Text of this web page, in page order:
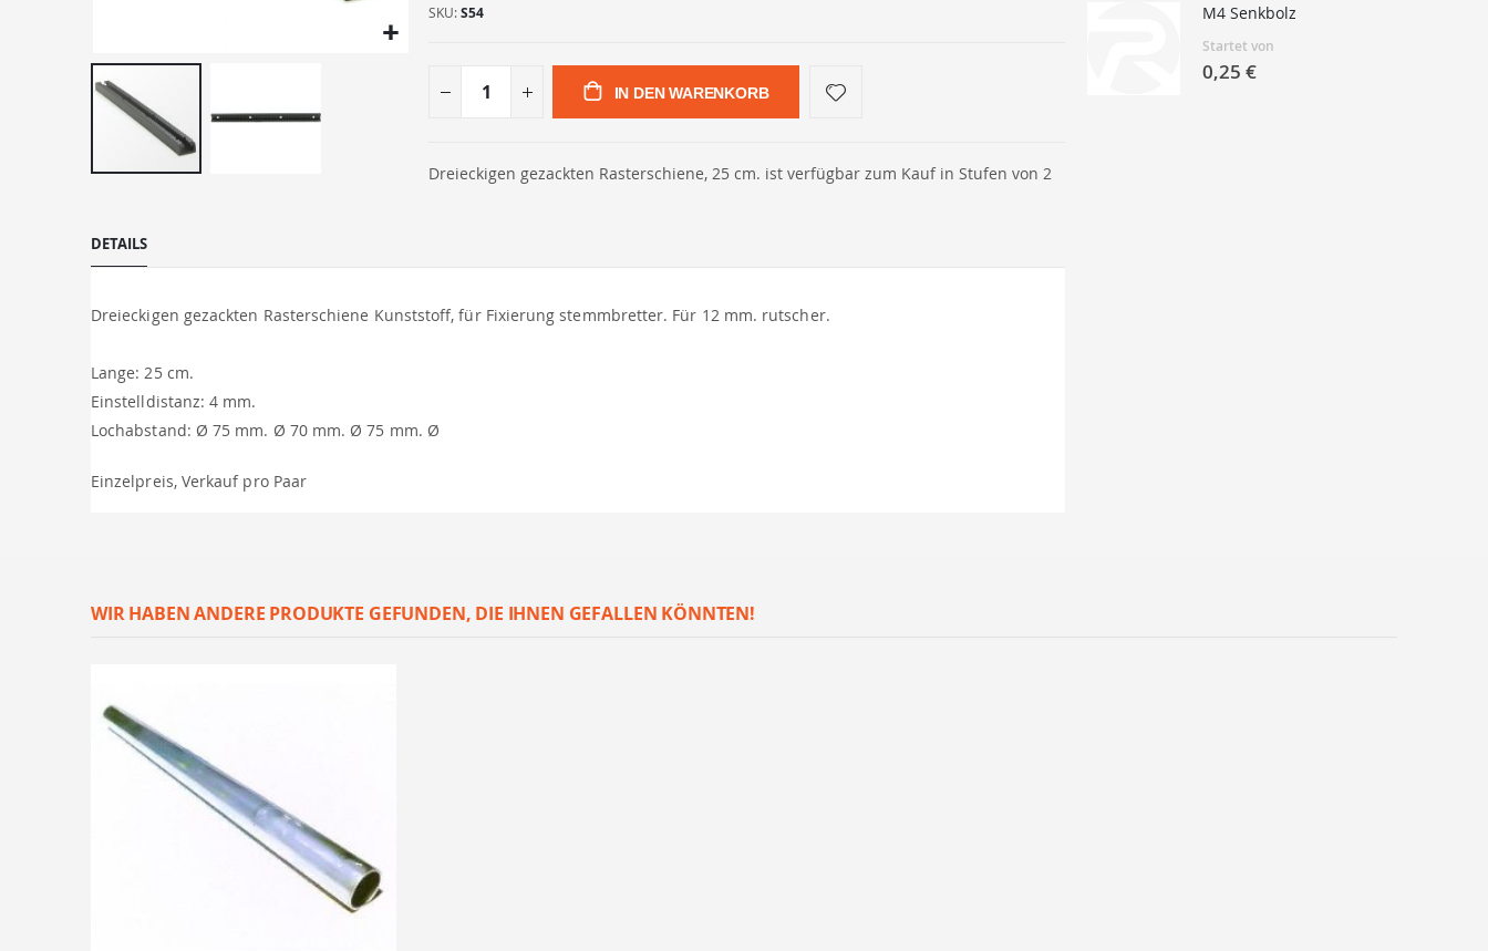
der
Bildergalerie
SKU S54
IN DEN WARENKORB
Dreieckigen gezackten Rasterschiene, 25 cm. ist verfügbar zum Kauf in Stufen von 2
DETAILS
Dreieckigen gezackten Rasterschiene Kunststoff, für Fixierung stemmbretter. Für 12 mm. rutscher.
Lange: 25 cm.
Einstelldistanz: 4 mm.
Lochabstand: Ø 75 mm. Ø 70 mm. Ø 75 mm. Ø
Einzelpreis, Verkauf pro Paar
M4 Senkbolz
Startet von
0,25 €
WIR HABEN ANDERE PRODUKTE GEFUNDEN, DIE IHNEN GEFALLEN KÖNNTEN!